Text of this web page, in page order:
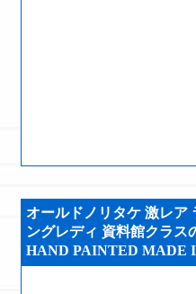
オールドノリタケ 激レア
ングレディ 資料館クラ
HAND PAINTED MADE